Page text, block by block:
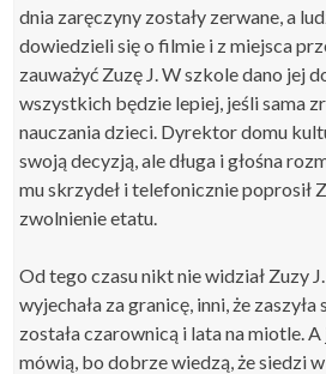
dnia zaręczyny zostały zerwane, a
dowiedzieli się o filmie i z miejsca
zauważyć Zuzę J. W szkole dano jej
wszystkich będzie lepiej, jeśli sama
nauczania dzieci. Dyrektor domu
swoją decyzją, ale długa i głośna
mu skrzydeł i telefonicznie poprosił
zwolnienie etatu.
Od tego czasu nikt nie widział Zuzy
wyjechała za granicę, inni, że
została czarownicą i lata na miotle.
mówią, bo dobrze wiedzą, że siedzi